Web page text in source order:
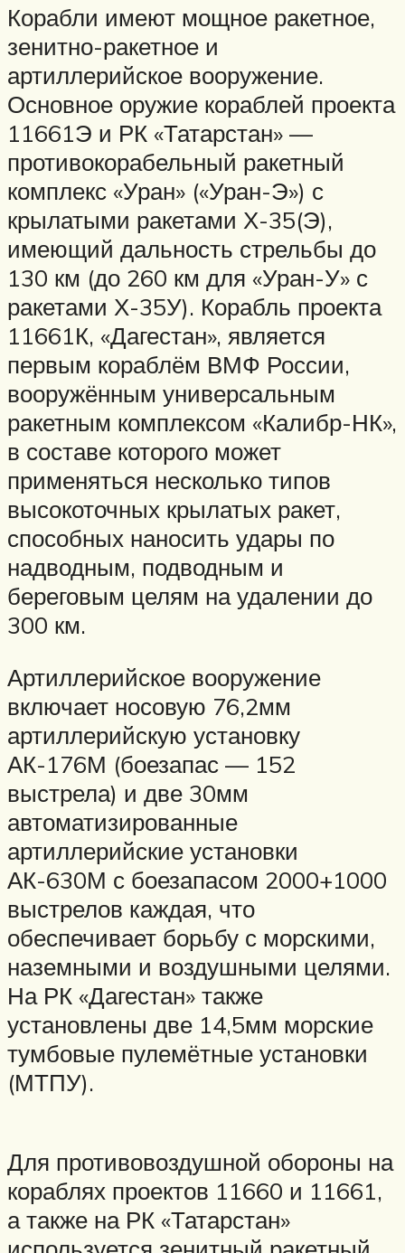
Корабли имеют мощное ракетное,
зенитно-ракетное и
артиллерийское вооружение.
Основное оружие кораблей проекта
11661Э и РК «Татарстан» —
противокорабельный ракетный
комплекс «Уран» («Уран-Э») с
крылатыми ракетами Х-35(Э),
имеющий дальность стрельбы до
130 км (до 260 км для «Уран-У» с
ракетами Х-35У). Корабль проекта
11661К, «Дагестан», является
первым кораблём ВМФ России,
вооружённым универсальным
ракетным комплексом «Калибр-НК»,
в составе которого может
применяться несколько типов
высокоточных крылатых ракет,
способных наносить удары по
надводным, подводным и
береговым целям на удалении до
300 км.
Артиллерийское вооружение
включает носовую 76,2мм
артиллерийскую установку
АК-176М (боезапас — 152
выстрела) и две 30мм
автоматизированные
артиллерийские установки
АК-630М с боезапасом 2000+1000
выстрелов каждая, что
обеспечивает борьбу с морскими,
наземными и воздушными целями.
На РК «Дагестан» также
установлены две 14,5мм морские
тумбовые пулемётные установки
(МТПУ).
Для противовоздушной обороны на
кораблях проектов 11660 и 11661,
а также на РК «Татарстан»